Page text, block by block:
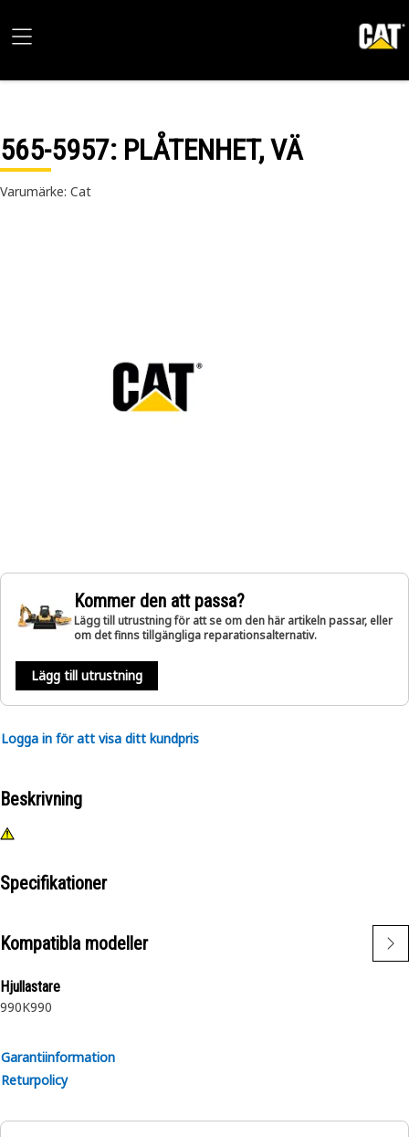
565-5957: PLÅTENHET, VÄ
Varumärke: Cat
Kommer den att passa?
Lägg till utrustning för att se om den här artikeln passar, eller
om det finns tillgängliga reparationsalternativ.
Lägg till utrustning
Logga in för att visa ditt kundpris
Beskrivning
Specifikationer
Kompatibla modeller
Hjullastare
990K990
Garantiinformation
Returpolicy